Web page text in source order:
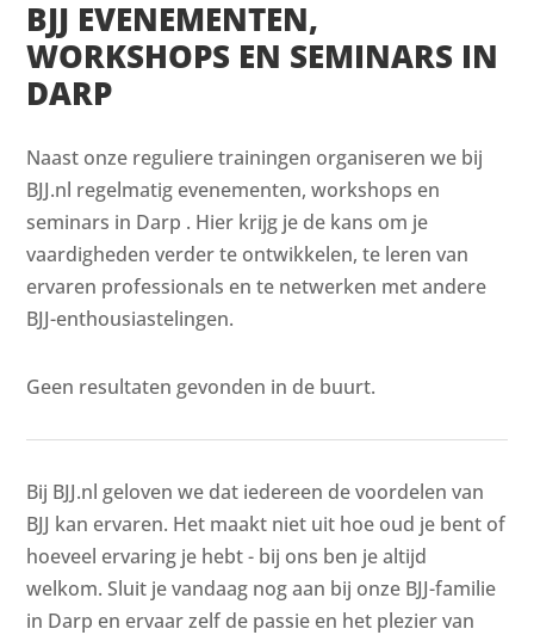
BJJ EVENEMENTEN,
WORKSHOPS EN SEMINARS IN
DARP
Naast onze reguliere trainingen organiseren we bij
BJJ.nl regelmatig evenementen, workshops en
seminars in Darp . Hier krijg je de kans om je
vaardigheden verder te ontwikkelen, te leren van
ervaren professionals en te netwerken met andere
BJJ-enthousiastelingen.
Geen resultaten gevonden in de buurt.
Bij BJJ.nl geloven we dat iedereen de voordelen van
BJJ kan ervaren. Het maakt niet uit hoe oud je bent of
hoeveel ervaring je hebt - bij ons ben je altijd
welkom. Sluit je vandaag nog aan bij onze BJJ-familie
in Darp en ervaar zelf de passie en het plezier van